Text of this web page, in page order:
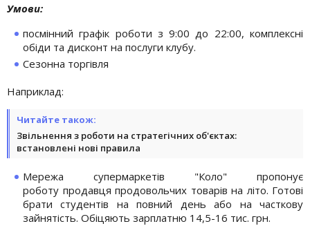
Умови:
посмінний графік роботи з 9:00 до 22:00, комплексні
обіди та дисконт на послуги клубу.
Сезонна торгівля
Наприклад:
Читайте також:
Звільнення з роботи на стратегічних об'єктах:
встановлені нові правила
Мережа супермаркетів "Коло" пропонує
роботу продавця продовольчих товарів на літо. Готові
брати студентів на повний день або на часткову
зайнятість. Обіцяють зарплатню 14,5-16 тис. грн.